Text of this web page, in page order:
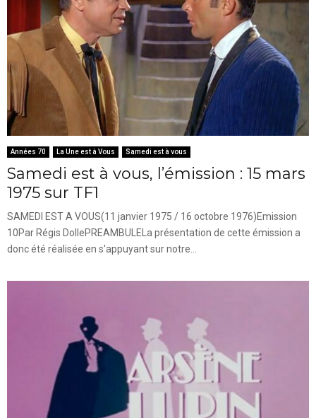
Années 70 La Une est à Vous Samedi est à vous
Samedi est à vous, l’émission : 15 mars
1975 sur TF1
SAMEDI EST A VOUS(11 janvier 1975 / 16 octobre 1976)Emission
10Par Régis DollePREAMBULELa présentation de cette émission a
donc été réalisée en s'appuyant sur notre...